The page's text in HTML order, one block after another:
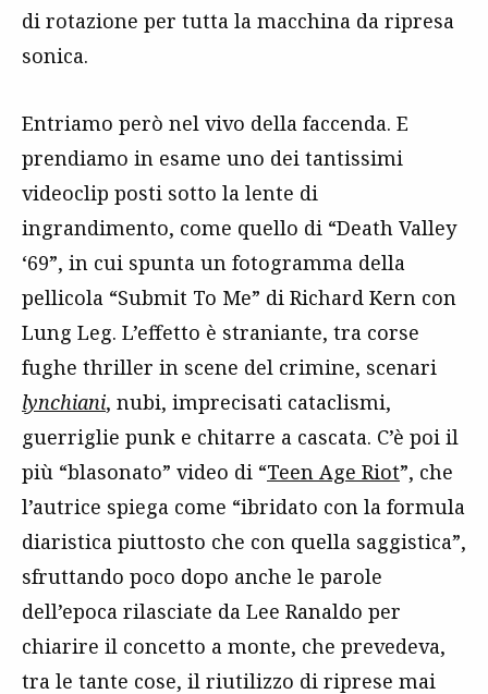
di rotazione per tutta la macchina da ripresa
sonica.
Entriamo però nel vivo della faccenda. E
prendiamo in esame uno dei tantissimi
videoclip posti sotto la lente di
ingrandimento, come quello di “Death Valley
‘69”, in cui spunta un fotogramma della
pellicola “Submit To Me” di Richard Kern con
Lung Leg. L’effetto è straniante, tra corse
fughe thriller in scene del crimine, scenari
lynchiani, nubi, imprecisati cataclismi,
guerriglie punk e chitarre a cascata. C’è poi il
più “blasonato” video di “Teen Age Riot”, che
l’autrice spiega come “ibridato con la formula
diaristica piuttosto che con quella saggistica”,
sfruttando poco dopo anche le parole
dell’epoca rilasciate da Lee Ranaldo per
chiarire il concetto a monte, che prevedeva,
tra le tante cose, il riutilizzo di riprese mai